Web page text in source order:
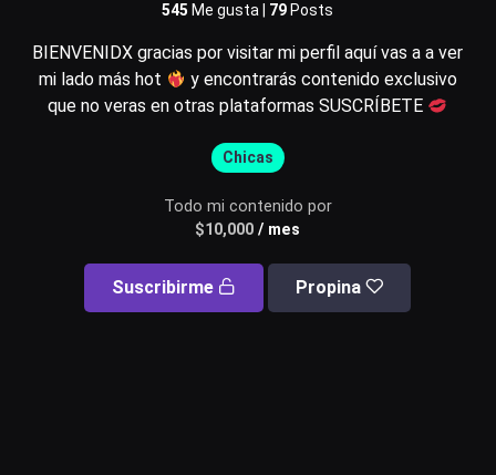
Usuario o email
Recuérdame
Acceder
545 Me gusta | 79 Posts
BIENVENIDX gracias por visitar mi perfil aquí vas a a ver
mi lado más hot
y encontrarás contenido exclusivo
que no veras en otras plataformas SUSCRÍBETE
Chicas
Todo mi contenido por
$10,000 / mes
Suscribirme Propina